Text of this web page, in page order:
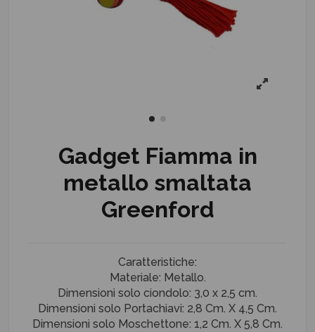
Gadget Fiamma in
metallo smaltata
Greenford
Caratteristiche:
Materiale: Metallo.
Dimensioni solo ciondolo: 3,0 x 2,5 cm.
Dimensioni solo Portachiavi: 2,8 Cm. X 4,5 Cm.
Dimensioni solo Moschettone: 1,2 Cm. X 5,8 Cm.